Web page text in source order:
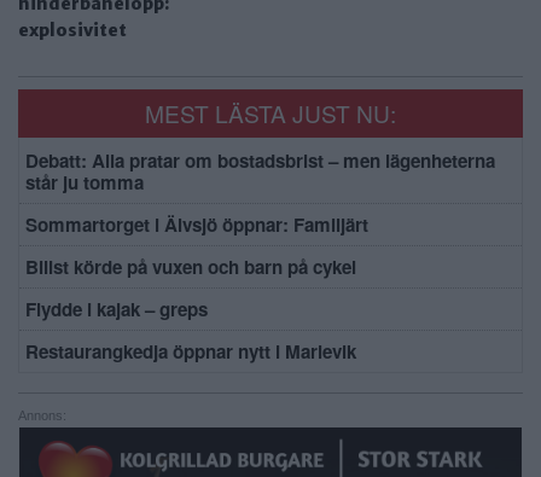
explosivitet
MEST LÄSTA JUST NU:
Debatt: Alla pratar om bostadsbrist – men lägenheterna
står ju tomma
Sommartorget i Älvsjö öppnar: Familjärt
Bilist körde på vuxen och barn på cykel
Flydde i kajak – greps
Restaurangkedja öppnar nytt i Marievik
Annons: